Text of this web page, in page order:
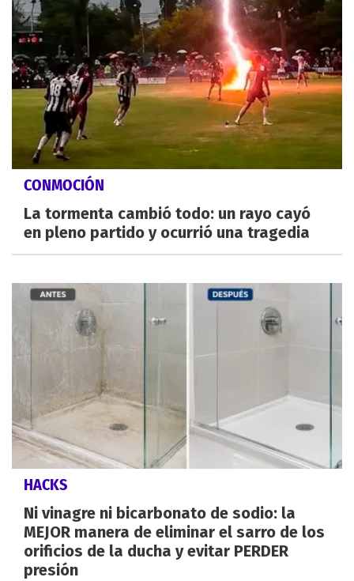
CONMOCIÓN
La tormenta cambió todo: un rayo cayó
en pleno partido y ocurrió una tragedia
HACKS
Ni vinagre ni bicarbonato de sodio: la
MEJOR manera de eliminar el sarro de los
orificios de la ducha y evitar PERDER
presión